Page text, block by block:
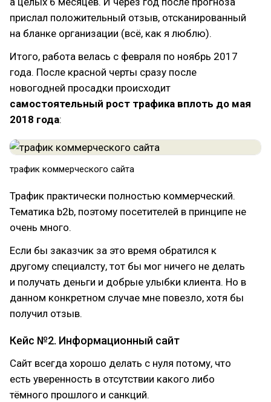
прислал положительный отзыв, отсканированный
на бланке организации (всё, как я люблю).
Итого, работа велась с февраля по ноябрь 2017
года. После красной черты сразу после
новогодней просадки происходит
самостоятельный рост трафика вплоть до мая
2018 года:
трафик коммерческого сайта
Трафик практически полностью коммерческий.
Тематика b2b, поэтому посетителей в принципе не
очень много.
Если бы заказчик за это время обратился к
другому специалсту, тот бы мог ничего не делать
и получать деньги и добрые улыбки клиента. Но в
данном конкретном случае мне повезло, хотя бы
получил отзыв.
Кейс №2. Информационный сайт
Сайт всегда хорошо делать с нуля потому, что
есть уверенность в отсутствии какого либо
тёмного прошлого и санкций.